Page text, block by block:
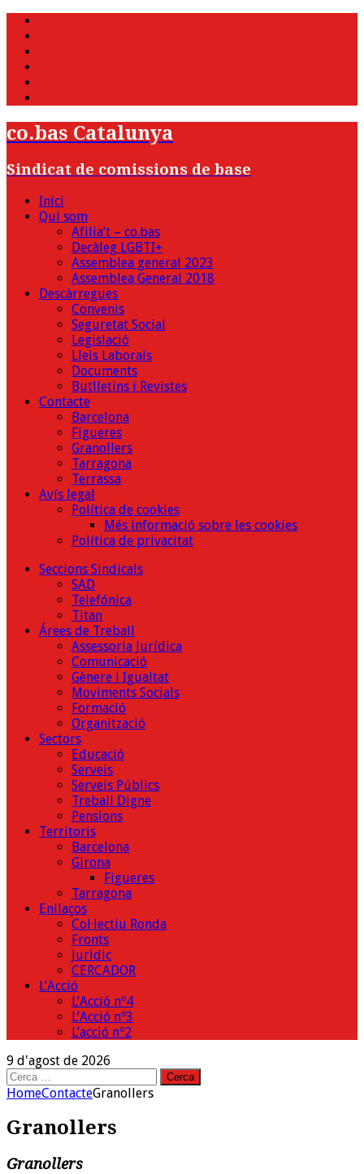
co.bas Catalunya
Sindicat de comissions de base
Inici
Qui som
Afilia’t – co.bas
Decàleg LGBTI+
Assemblea general 2023
Assemblea General 2018
Descàrregues
Convenis
Seguretat Social
Legislació
Lleis Laborals
Documents
Butlletins i Revistes
Contacte
Barcelona
Figueres
Granollers
Tarragona
Terrassa
Avís legal
Política de cookies
Més informació sobre les cookies
Política de privacitat
Seccions Sindicals
SAD
Telefónica
Titan
Árees de Treball
Assessoria Jurídica
Comunicació
Gènere i Igualtat
Moviments Socials
Formació
Organització
Sectors
Educació
Serveis
Serveis Públics
Treball Digne
Pensions
Territoris
Barcelona
Girona
Figueres
Tarragona
Enllaços
Col·lectiu Ronda
Fronts
Jurìdic
CERCADOR
L’Acció
L’Acció nº4
L’Acció nº3
L’acció nº2
9 d'agost de 2026
Cerca:
HomeContacteGranollers
Granollers
Granollers